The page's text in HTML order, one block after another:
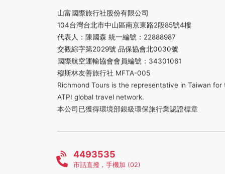
山富國際旅行社股份有限公司
104台灣台北市中山區南京東路2段85號4樓
代表人：陳國森 統一編號：22888987
交觀綜字第2029號 品保協會北0030號
國際航空運輸協會會員編號：34301061
穆斯林友善旅行社 MFTA-005
Richmond Tours is the representative in Taiwan for
ATPI global travel network.
本公司已獲得環境部銀級環保旅行業認證標章
4493535
市話直撥，手機加 (02)